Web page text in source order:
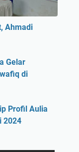
Ahmadi
Gelar
di
Profil Aulia
2024